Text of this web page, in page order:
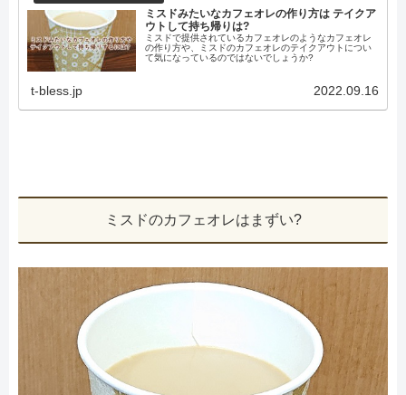
ミスドみたいなカフェオレの作り方は テイクア
ウトして持ち帰りは?
ミスドで提供されているカフェオレのようなカフェオレ
の作り方や、ミスドのカフェオレのテイクアウトについ
て気になっているのではないでしょうか?
t-bless.jp 2022.09.16
ミスドのカフェオレはまずい?